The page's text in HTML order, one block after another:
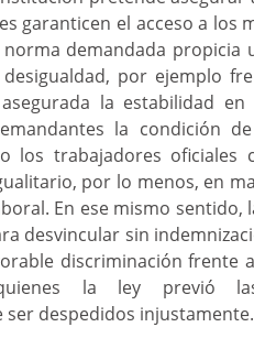
garanticen el acceso a los
demandada propicia
por ejemplo
la estabilidad
la condición
los trabajadores oficiales
por lo menos, en
En ese mismo sentido,
desvincular sin
discriminación frente
la ley previó las
ser despedidos injustamente.